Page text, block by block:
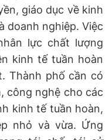
giáo dục về kinh
doanh nghiệp. Việc
lực chất lượng
kinh tế tuần hoàn
Thành phố cần có
công nghệ cho các
kinh tế tuần hoàn,
nhỏ và vừa. Ứng